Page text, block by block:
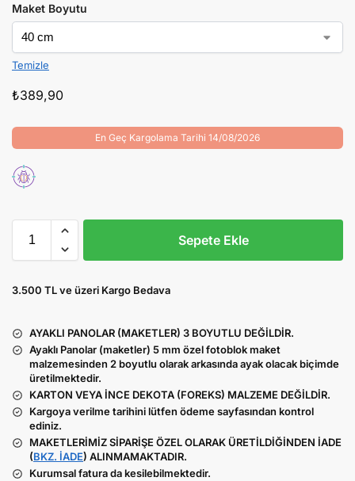
Maket Boyutu
Temizle
₺389,90
En Geç Kargolama Tarihi 14/08/2026
Sepete Ekle
3.500 TL ve üzeri Kargo Bedava
AYAKLI PANOLAR (MAKETLER) 3 BOYUTLU DEĞİLDİR.
Ayaklı Panolar (maketler) 5 mm özel fotoblok maket
malzemesinden 2 boyutlu olarak arkasında ayak olacak biçimde
üretilmektedir.
KARTON VEYA İNCE DEKOTA (FOREKS) MALZEME DEĞİLDİR.
Kargoya verilme tarihini lütfen ödeme sayfasından kontrol
ediniz.
MAKETLERİMİZ SİPARİŞE ÖZEL OLARAK ÜRETİLDİĞİNDEN İADE
(BKZ. İADE) ALINMAMAKTADIR.
Kurumsal fatura da kesilebilmektedir.